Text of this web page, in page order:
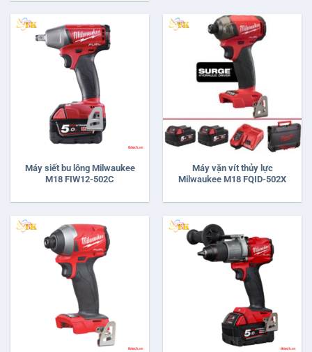
Máy siết bu lông Milwaukee
M18 FIW12-502C
Máy vặn vít thủy lực
Milwaukee M18 FQID-502X